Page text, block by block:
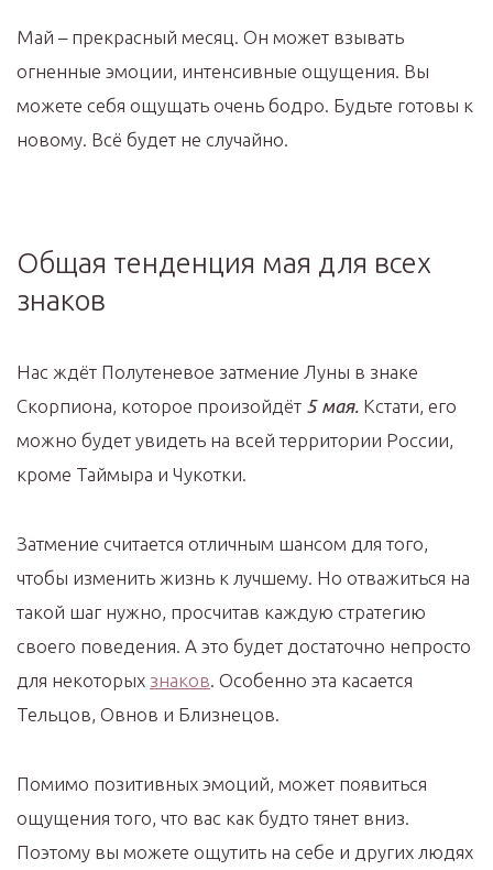
Май – прекрасный месяц. Он может взывать
огненные эмоции, интенсивные ощущения. Вы
можете себя ощущать очень бодро. Будьте готовы к
новому. Всё будет не случайно.
Общая тенденция мая для всех
знаков
Нас ждёт Полутеневое затмение Луны в знаке
Скорпиона, которое произойдёт 5 мая. Кстати, его
можно будет увидеть на всей территории России,
кроме Таймыра и Чукотки.
Затмение считается отличным шансом для того,
чтобы изменить жизнь к лучшему. Но отважиться на
такой шаг нужно, просчитав каждую стратегию
своего поведения. А это будет достаточно непросто
для некоторых знаков . Особенно эта касается
Тельцов, Овнов и Близнецов.
Помимо позитивных эмоций, может появиться
ощущения того, что вас как будто тянет вниз.
Поэтому вы можете ощутить на себе и других людях